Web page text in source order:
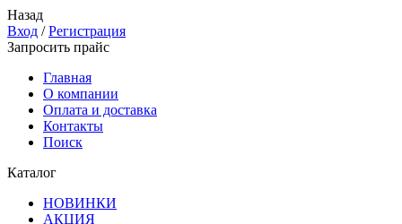
Назад
Вход /Регистрация
Запросить прайс
Главная
О компании
Оплата и доставка
Контакты
Поиск
Каталог
НОВИНКИ
АКЦИЯ